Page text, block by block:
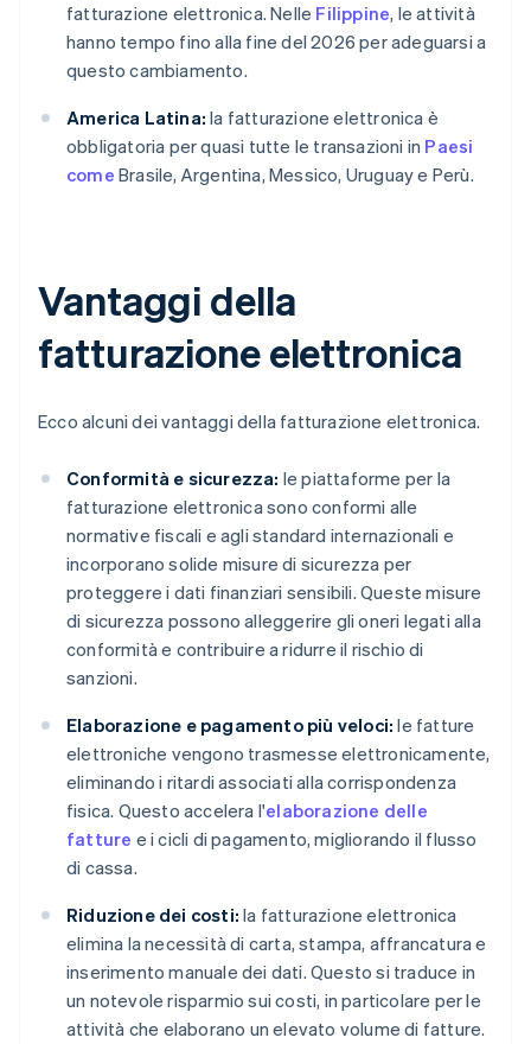
fatturazione elettronica. Nelle Filippine, le attività
hanno tempo fino alla fine del 2026 per adeguarsi a
questo cambiamento.
America Latina: la fatturazione elettronica è
obbligatoria per quasi tutte le transazioni in Paesi
come Brasile, Argentina, Messico, Uruguay e Perù.
Vantaggi della
fatturazione elettronica
Ecco alcuni dei vantaggi della fatturazione elettronica.
Conformità e sicurezza: le piattaforme per la
fatturazione elettronica sono conformi alle
normative fiscali e agli standard internazionali e
incorporano solide misure di sicurezza per
proteggere i dati finanziari sensibili. Queste misure
di sicurezza possono alleggerire gli oneri legati alla
conformità e contribuire a ridurre il rischio di
sanzioni.
Elaborazione e pagamento più veloci: le fatture
elettroniche vengono trasmesse elettronicamente,
eliminando i ritardi associati alla corrispondenza
fisica. Questo accelera l'elaborazione delle
fatture e i cicli di pagamento, migliorando il flusso
di cassa.
Riduzione dei costi: la fatturazione elettronica
elimina la necessità di carta, stampa, affrancatura e
inserimento manuale dei dati. Questo si traduce in
un notevole risparmio sui costi, in particolare per le
attività che elaborano un elevato volume di fatture.